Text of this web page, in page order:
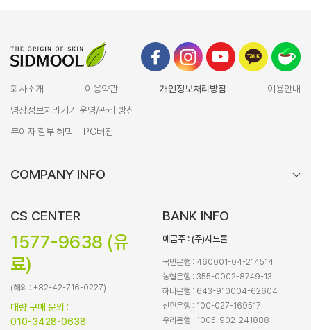
회사소개 이용약관 개인정보처리방침
이용안내
영상정보처리기기 운영/관리 방침
무이자 할부 혜택
PC버전
COMPANY INFO
CS CENTER
1577-9638 (유
료)
(해외 : +82-42-716-0227)
대량 구매 문의 :
010-3428-0638
BANK INFO
예금주 : (주)시드물
국민은행 : 460001-04-214514
농협은행 : 355-0002-8749-13
하나은행 : 643-910004-62604
신한은행 : 100-027-169517
우리은행 : 1005-902-241888